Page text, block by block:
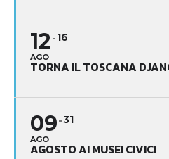
12
AGO
16
TORNA IL TOSCANA
09
AGO
31
AGOSTO AI MUSEI CIVICI